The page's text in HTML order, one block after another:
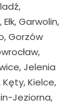
Garwolin,
Gorzów
Jelenia
Kielce,
Jeziorna,